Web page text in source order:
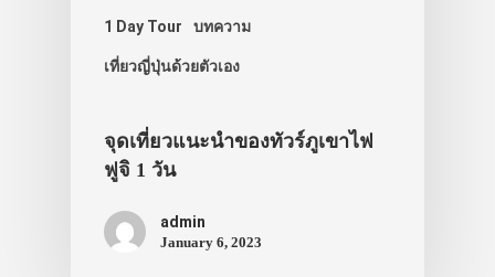
1 Day Tour บทความ
เที่ยวญี่ปุ่นด้วยตัวเอง
จุดเที่ยวแนะนำของทัวร์ภูเขาไฟ
ฟูจิ 1 วัน
admin
January 6, 2023